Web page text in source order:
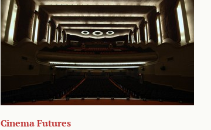
Cinema Futures